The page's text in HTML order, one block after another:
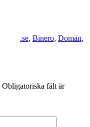
.se, Binero, Domän,
Obligatoriska fält är